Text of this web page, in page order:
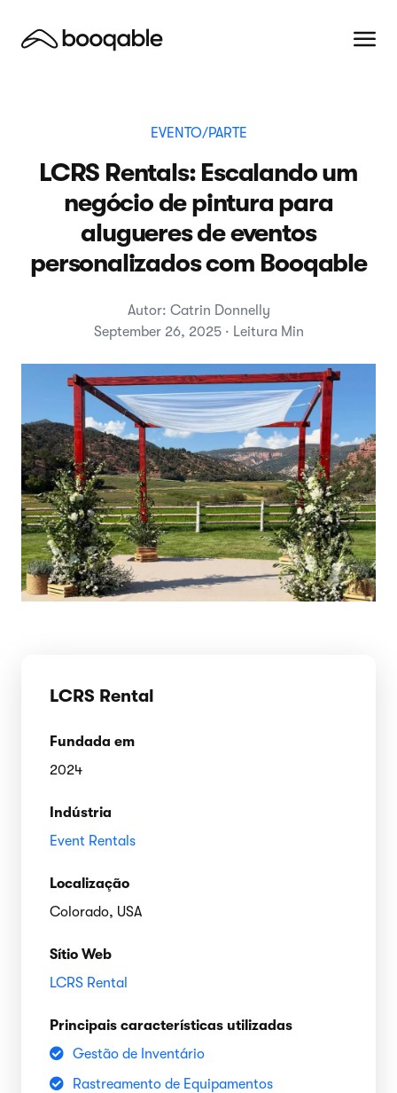
EVENTO/PARTE
LCRS Rentals: Escalando um
negócio de pintura para
alugueres de eventos
personalizados com Booqable
Autor: Catrin Donnelly
September 26, 2025 · Leitura Min
LCRS Rental
Fundada em
2024
Indústria
Event Rentals
Localização
Colorado, USA
Sítio Web
LCRS Rental
Principais características utilizadas
Gestão de Inventário
Rastreamento de Equipamentos